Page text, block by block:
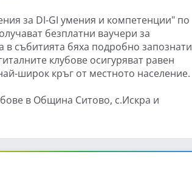
за DI-GI умения и компетенции" по
безплатни ваучери за
събитията бяха подробно запознати
клубове осигуряват равен
широк кръг от местното население.
в Община Ситово, с.Искра и